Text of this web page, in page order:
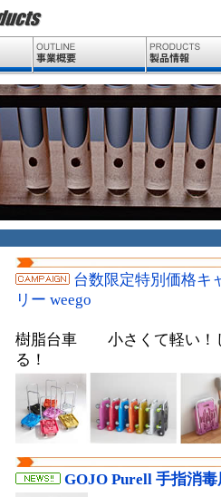
台数限定特別価格キ
リー weego
樹脂台車 小さくて軽い！
る！
GOJO Purell 手指消